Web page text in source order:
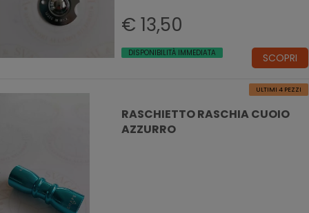
€ 13,50
DISPONIBILITÀ IMMEDIATA SCOPRI
ULTIMI 4 PEZZI
RASCHIETTO RASCHIA CUOIO
AZZURRO